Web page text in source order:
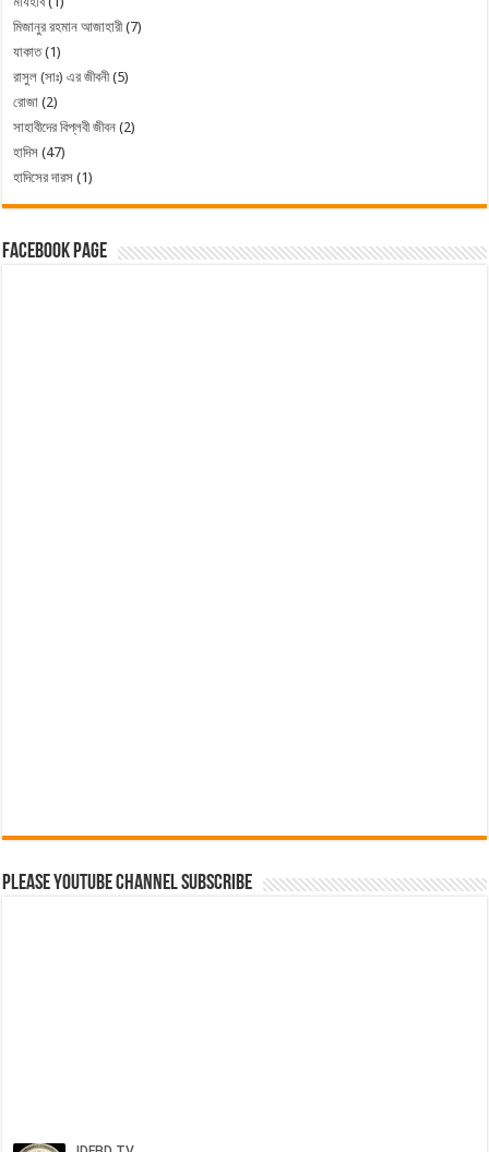
মিজানুর রহমান আজাহারী(7)
যাকাত(1)
রাসুল (সাঃ) এর জীবনী(5)
রোজা (2)
সাহাবীদের বিপ্লবী জীবন (2)
হাদিস (47)
হাদিসের দারস (1)
Facebook Page
Please Youtube Channel Subscribe